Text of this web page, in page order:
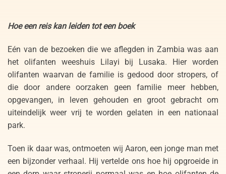
Hoe een reis kan leiden tot een boek
Eén van de bezoeken die we aflegden in Zambia was aan
het olifanten weeshuis Lilayi bij Lusaka. Hier worden
olifanten waarvan de familie is gedood door stropers, of
die door andere oorzaken geen familie meer hebben,
opgevangen, in leven gehouden en groot gebracht om
uiteindelijk weer vrij te worden gelaten in een nationaal
park.
Toen ik daar was, ontmoeten wij Aaron, een jonge man met
een bijzonder verhaal. Hij vertelde ons hoe hij opgroeide in